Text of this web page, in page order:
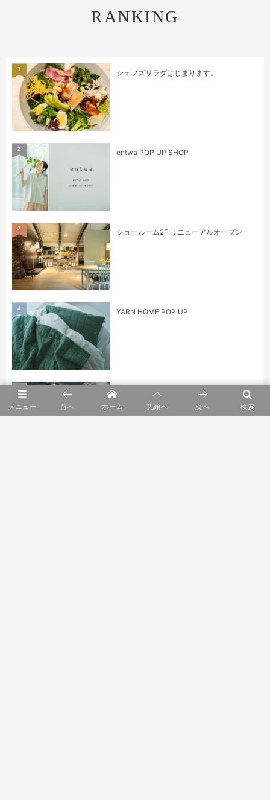
RANKING
シェフズサラダはじまります。
1
entwa POP UP SHOP
2
ショールーム2F リニューアルオープン
3
YARN HOME POP UP
4
身に纏うもの展 kuhnau.
メニュー 検索
前へ ホーム 先頭へ 次へ